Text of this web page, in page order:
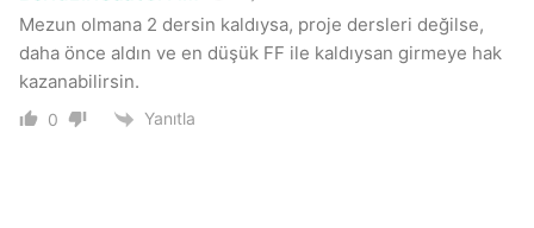
Mezun olmana 2 dersin kaldıysa, proje dersleri değilse,
daha önce aldın ve en düşük FF ile kaldıysan girmeye hak
kazanabilirsin.
0 Yanıtla